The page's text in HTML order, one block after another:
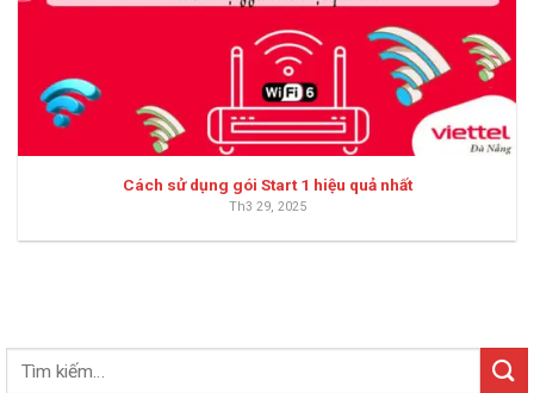
Cách sử dụng gói Start 1 hiệu quả nhất
Th3 29, 2025